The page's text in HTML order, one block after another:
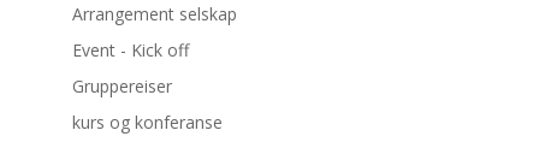
Arrangement selskap
Event - Kick off
Gruppereiser
kurs og konferanse